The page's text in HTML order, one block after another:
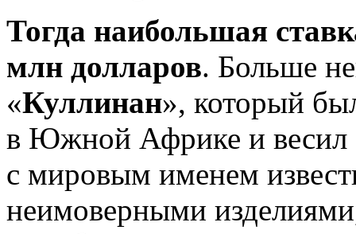
Тогда наибольшая
млн долларов. Больше
«Куллинан», который
в Южной Африке и весил
с мировым именем
неимоверными